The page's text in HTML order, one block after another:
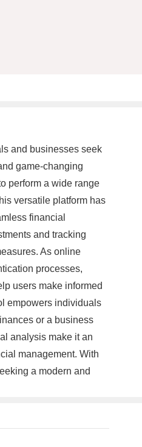
and businesses seek
game-changing
perform a wide range
versatile platform has
financial
and tracking
As online
processes,
users make informed
empowers individuals
or a business
analysis make it an
management. With
a modern and